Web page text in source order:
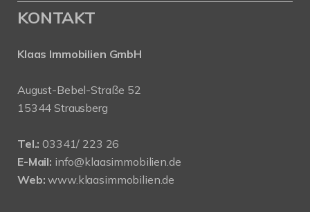
KONTAKT
Klaas Immobilien GmbH
August-Bebel-Straße 52
15344 Strausberg
Tel.: 03341/ 223 26
E-Mail: info@klaasimmobilien.de
Web: www.klaasimmobilien.de